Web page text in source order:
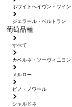
ホワイトへイヴン・ワイ
ジェラール・ベルトラン
葡萄品種
すべて
カベルネ・ソーヴィニヨン
メルロー
ピノ・ノワール
シャルドネ